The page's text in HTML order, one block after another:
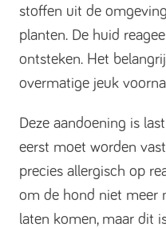
stoffen uit de
planten. De huid
ontsteken. Het
overmatige jeuk
Deze aandoening is
eerst moet worden
precies allergisch op
om de hond niet meer
laten komen, maar dit